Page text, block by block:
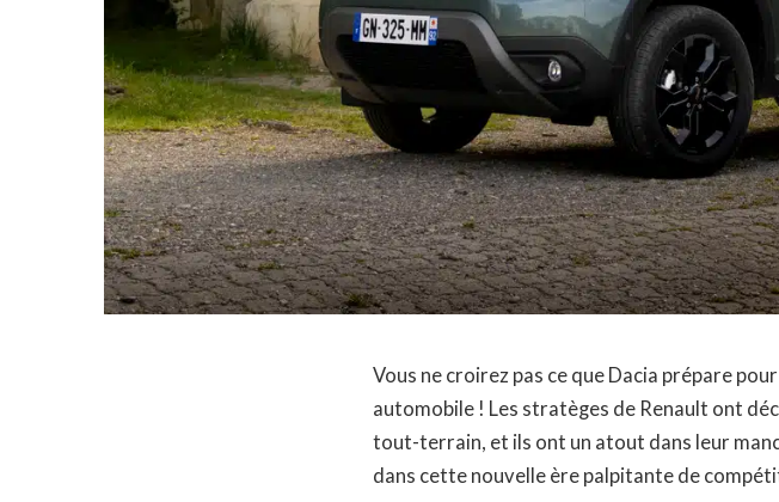
Vous ne croirez pas ce que Dacia prépare
automobile ! Les stratèges de Renault ont
tout-terrain, et ils ont un atout dans leur
dans cette nouvelle ère palpitante de